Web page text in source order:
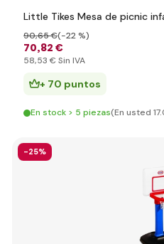
Little Tikes Mesa de picnic
70,82 €
90,65 €(-22 %)
58,53 € Sin IVA
+ 70 puntos
En stock > 5 piezas(En usted
-25%